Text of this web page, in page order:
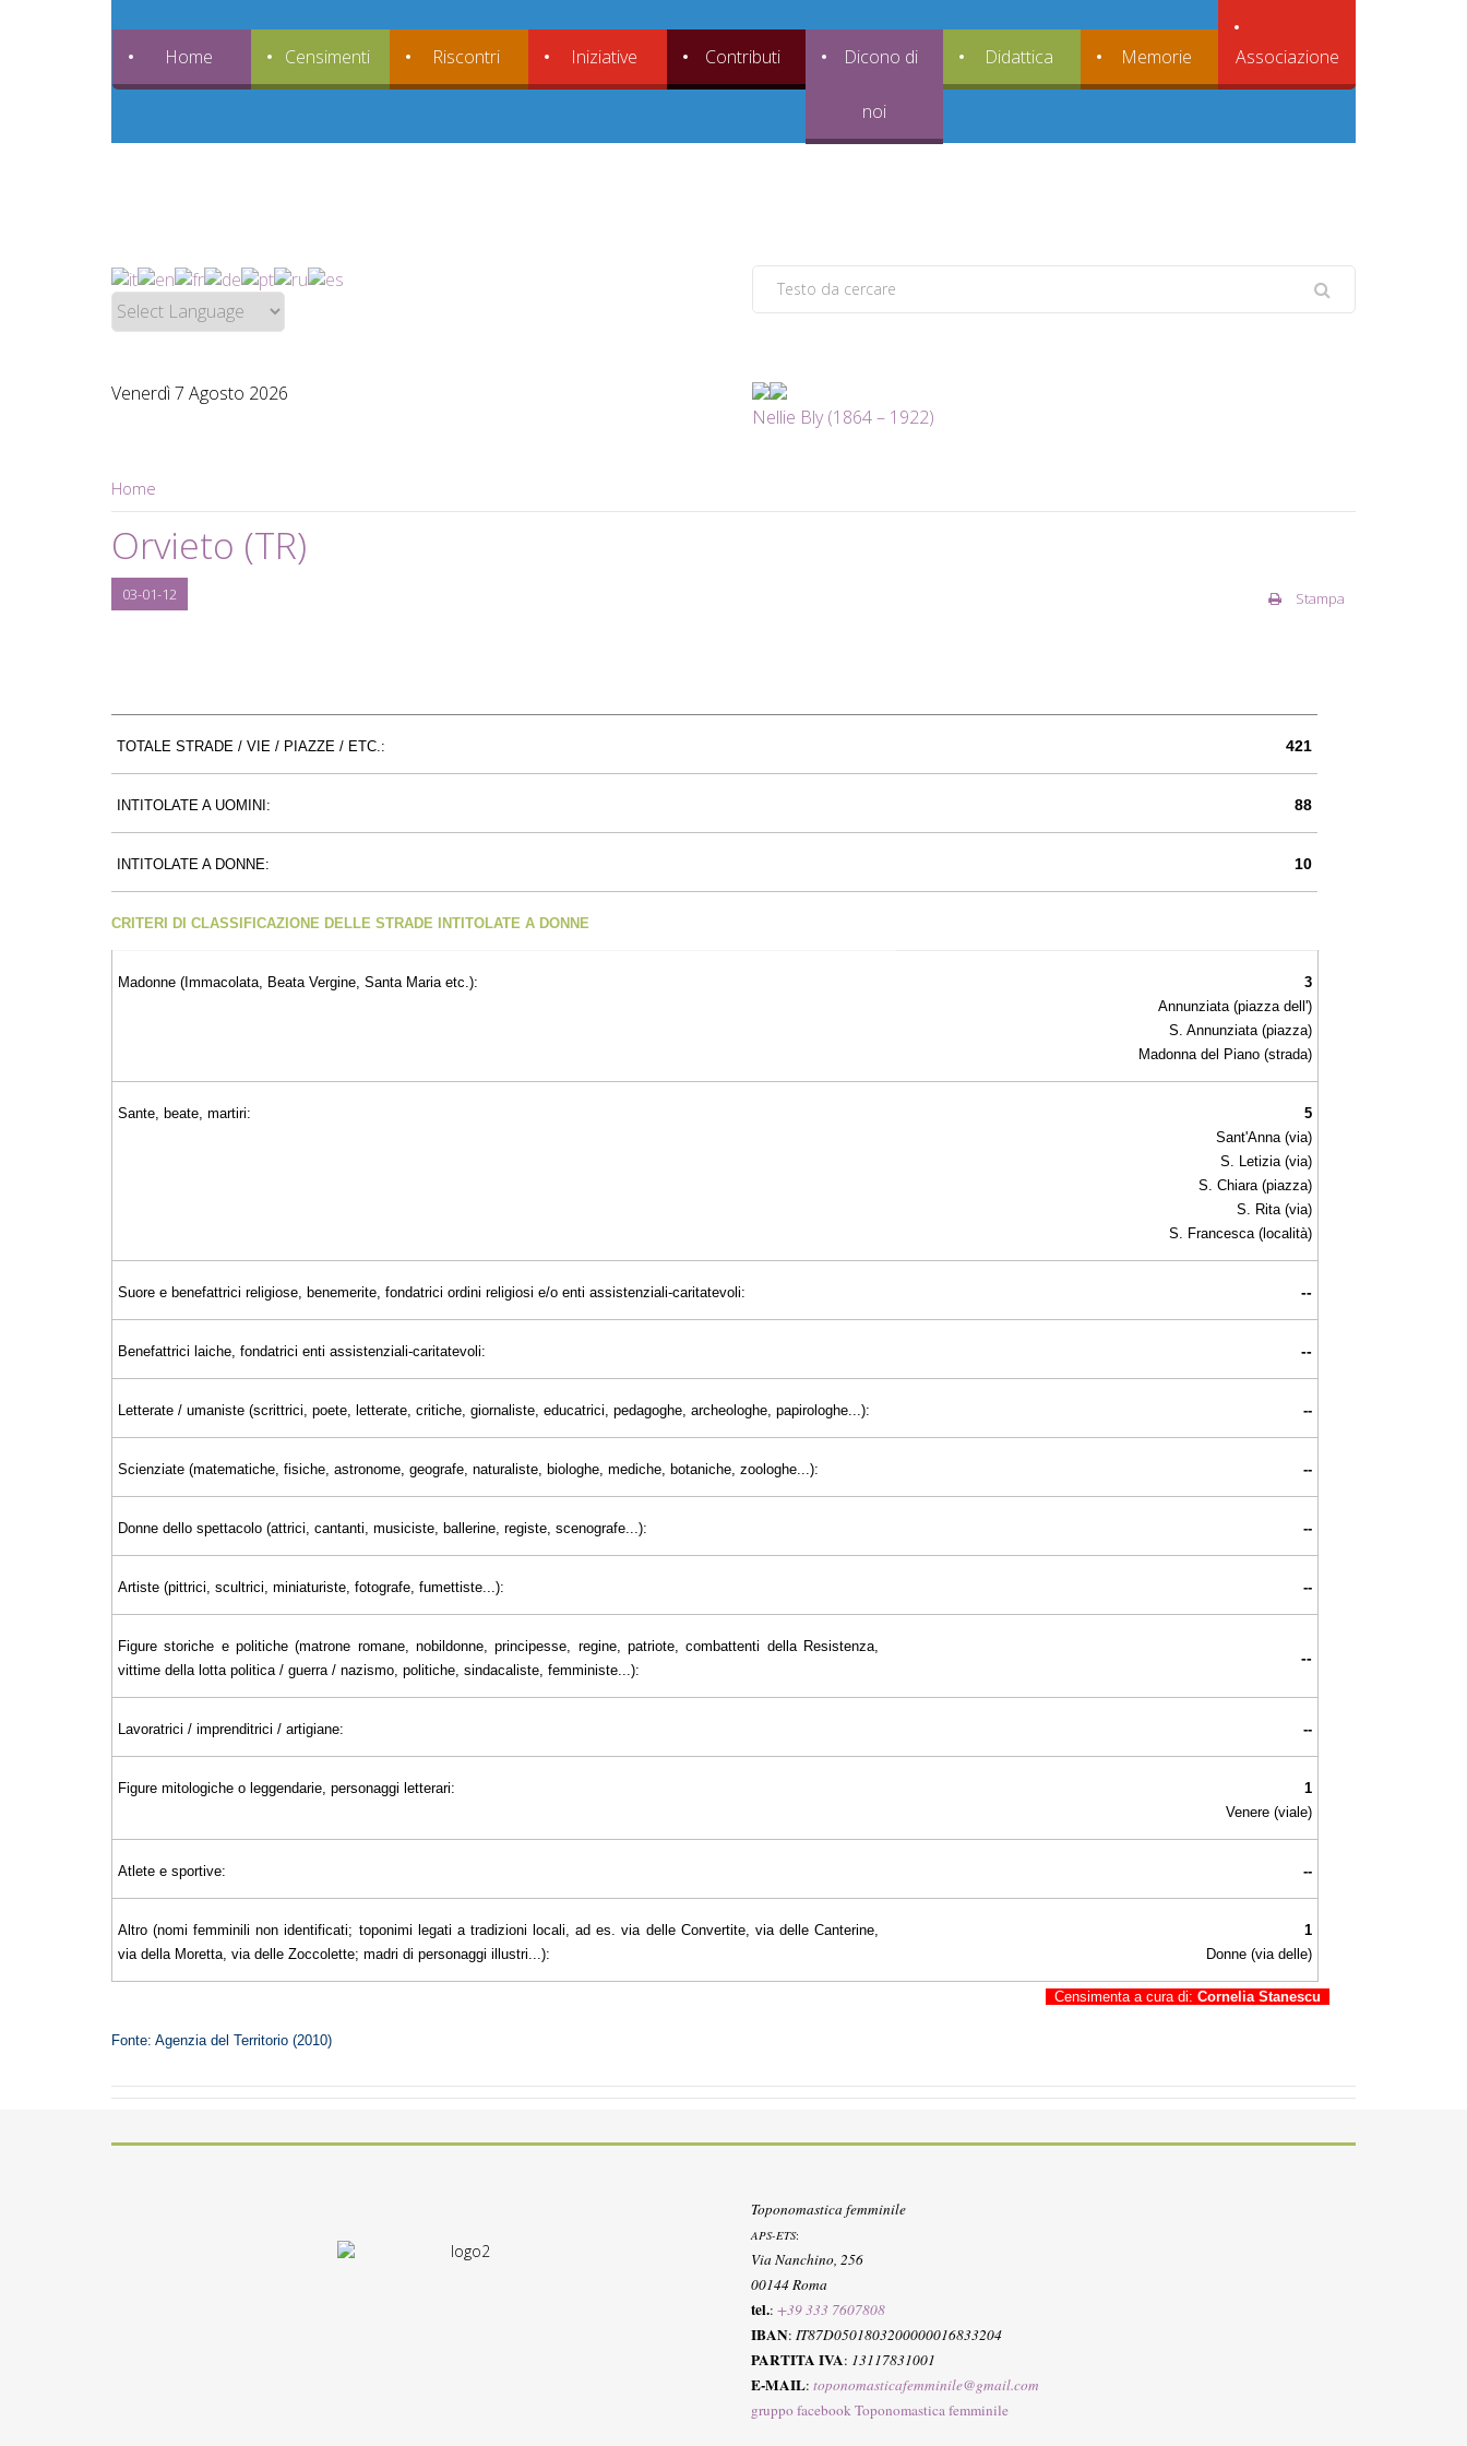
Home Censimenti Riscontri Iniziative Contributi Dicono di
noi
Didattica Memorie Associazione
Venerdì 7 Agosto 2026
Nellie Bly (1864 – 1922)
Home
Orvieto (TR)
03-01-12 Stampa
TOTALE STRADE / VIE / PIAZZE / ETC.: 421
INTITOLATE A UOMINI: 88
INTITOLATE A DONNE: 10
CRITERI DI CLASSIFICAZIONE DELLE STRADE INTITOLATE A DONNE
Madonne (Immacolata, Beata Vergine, Santa Maria etc.):
3
Annunziata (piazza dell')
S. Annunziata (piazza)
Madonna del Piano (strada)
Sante, beate, martiri:
5
Sant'Anna (via)
S. Letizia (via)
S. Chiara (piazza)
S. Rita (via)
S. Francesca (località)
Suore e benefattrici religiose, benemerite, fondatrici ordini religiosi e/o enti assistenziali-caritatevoli: --
Benefattrici laiche, fondatrici enti assistenziali-caritatevoli: --
Letterate / umaniste (scrittrici, poete, letterate, critiche, giornaliste, educatrici, pedagoghe, archeologhe, papirologhe...): --
Scienziate (matematiche, fisiche, astronome, geografe, naturaliste, biologhe, mediche, botaniche, zoologhe...): --
Donne dello spettacolo (attrici, cantanti, musiciste, ballerine, registe, scenografe...): --
Artiste (pittrici, scultrici, miniaturiste, fotografe, fumettiste...): --
Figure storiche e politiche (matrone romane, nobildonne, principesse, regine, patriote, combattenti della Resistenza,
vittime della lotta politica / guerra / nazismo, politiche, sindacaliste, femministe...):
--
Lavoratrici / imprenditrici / artigiane: --
Figure mitologiche o leggendarie, personaggi letterari:
1
Venere (viale)
Atlete e sportive: --
Altro (nomi femminili non identificati; toponimi legati a tradizioni locali, ad es. via delle Convertite, via delle Canterine,
via della Moretta, via delle Zoccolette; madri di personaggi illustri...):
1
Donne (via delle)
Censimenta a cura di: Cornelia Stanescu
Fonte: Agenzia del Territorio (2010)
Toponomastica femminile
APS-ETS:
Via Nanchino, 256
00144 Roma
tel.: +39 333 7607808
IBAN: IT87D0501803200000016833204
PARTITA IVA: 13117831001
E-MAIL: toponomasticafemminile@gmail.com
gruppo facebook Toponomastica femminile